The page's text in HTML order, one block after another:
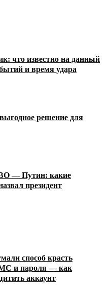
что известно на данный
и время удара
решение для
— Путин: какие
президент
способ красть
и пароля — как
аккаунт